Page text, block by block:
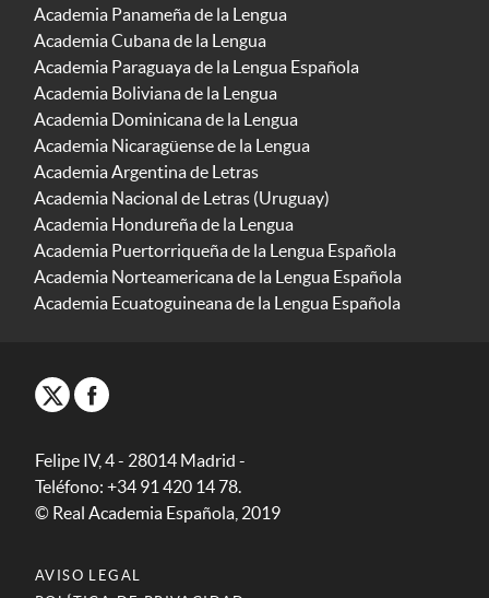
Academia Panameña de la Lengua
Academia Cubana de la Lengua
Academia Paraguaya de la Lengua Española
Academia Boliviana de la Lengua
Academia Dominicana de la Lengua
Academia Nicaragüense de la Lengua
Academia Argentina de Letras
Academia Nacional de Letras (Uruguay)
Academia Hondureña de la Lengua
Academia Puertorriqueña de la Lengua Española
Academia Norteamericana de la Lengua Española
Academia Ecuatoguineana de la Lengua Española
Felipe IV, 4 - 28014 Madrid -
Teléfono: +34 91 420 14 78.
© Real Academia Española, 2019
AVISO LEGAL